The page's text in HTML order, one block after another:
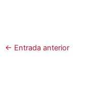
← Entrada anterior